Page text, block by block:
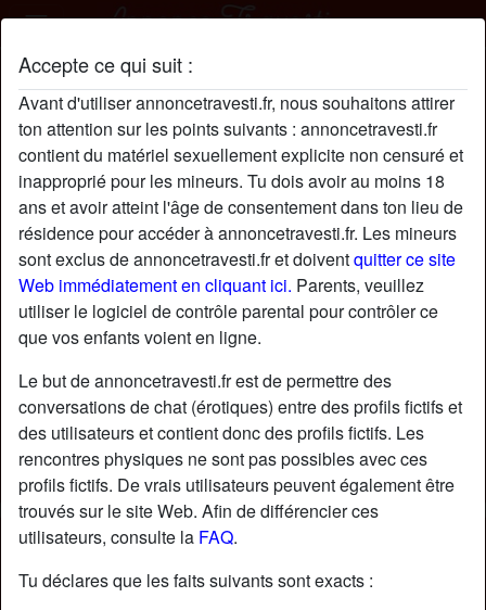
Accepte ce qui suit :
Avant d'utiliser annoncetravesti.fr, nous souhaitons attirer
ton attention sur les points suivants : annoncetravesti.fr
contient du matériel sexuellement explicite non censuré et
inapproprié pour les mineurs. Tu dois avoir au moins 18
ans et avoir atteint l'âge de consentement dans ton lieu de
résidence pour accéder à annoncetravesti.fr. Les mineurs
sont exclus de annoncetravesti.fr et doiventquitter ce site
Web immédiatement en cliquant ici. Parents, veuillez
utiliser le logiciel de contrôle parental pour contrôler ce
que vos enfants voient en ligne.
Le but de annoncetravesti.fr est de permettre des
conversations de chat (érotiques) entre des profils fictifs et
des utilisateurs et contient donc des profils fictifs. Les
rencontres physiques ne sont pas possibles avec ces
profils fictifs. De vrais utilisateurs peuvent également être
trouvés sur le site Web. Afin de différencier ces
utilisateurs, consulte la FAQ.
Tu déclares que les faits suivants sont exacts :
AudeChopin profil
starAjouter chatDiscuter !